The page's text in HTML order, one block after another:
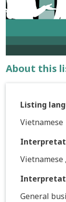
About this
Listing
Vietnamese
Vietnamese
General